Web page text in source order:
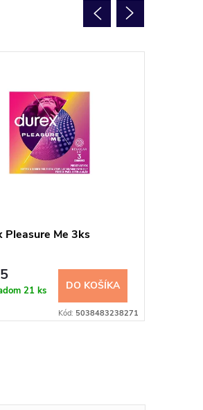
Pleasure Me 3ks
21 ks DO KOŠÍKA
Kód: 5038483238271